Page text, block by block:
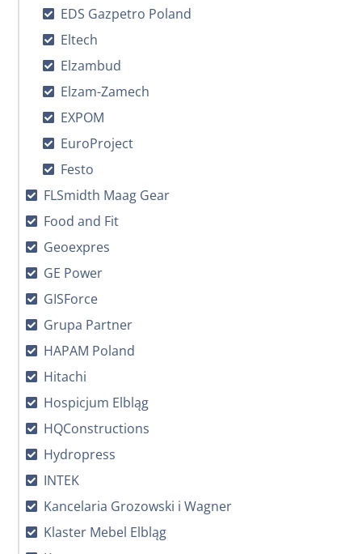
EDS Gazpetro Poland
Eltech
Elzambud
Elzam-Zamech
EXPOM
EuroProject
Festo
FLSmidth Maag Gear
Food and Fit
Geoexpres
GE Power
GISForce
Grupa Partner
HAPAM Poland
Hitachi
Hospicjum Elbląg
HQConstructions
Hydropress
INTEK
Kancelaria Grozowski i Wagner
Klaster Mebel Elbląg